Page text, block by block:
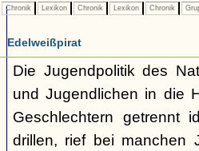
Chronik Lexikon Chronik Lexikon Chronik
Edelweißpirat
Die Jugendpolitik des
und Jugendlichen in die
Geschlechtern getrennt
drillen, rief bei manchen